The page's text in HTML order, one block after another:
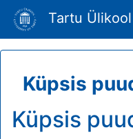
Tartu Ülikool
Küpsis
Küpsis